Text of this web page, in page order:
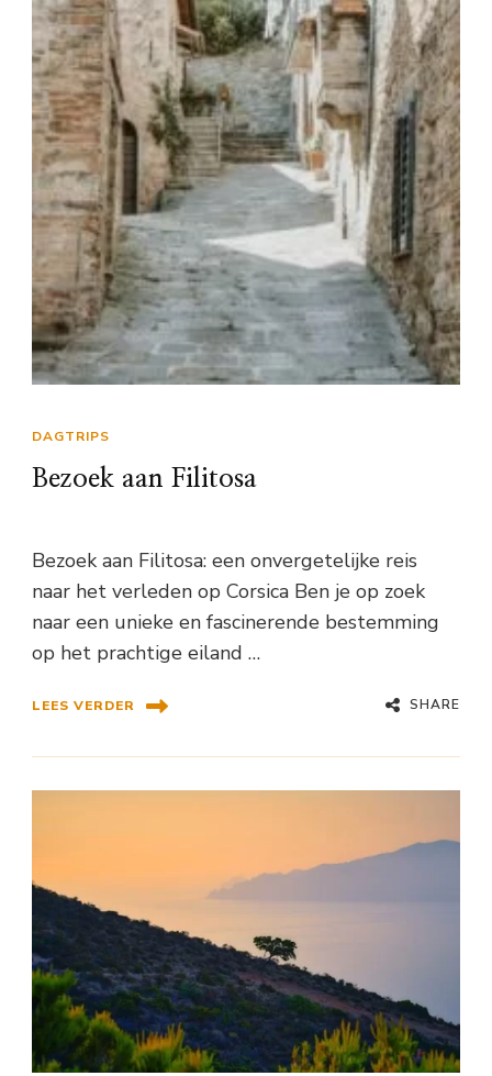
DAGTRIPS
Bezoek aan Filitosa
Bezoek aan Filitosa: een onvergetelijke reis
naar het verleden op Corsica Ben je op zoek
naar een unieke en fascinerende bestemming
op het prachtige eiland …
LEES VERDER SHARE